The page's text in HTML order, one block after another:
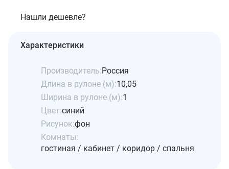
Нашли дешевле?
Характеристики
Производитель:Россия
Длина в рулоне (м):10,05
Ширина в рулоне (м):1
Цвет:синий
Рисунок:фон
Комнаты:
гостиная / кабинет / коридор / спальня